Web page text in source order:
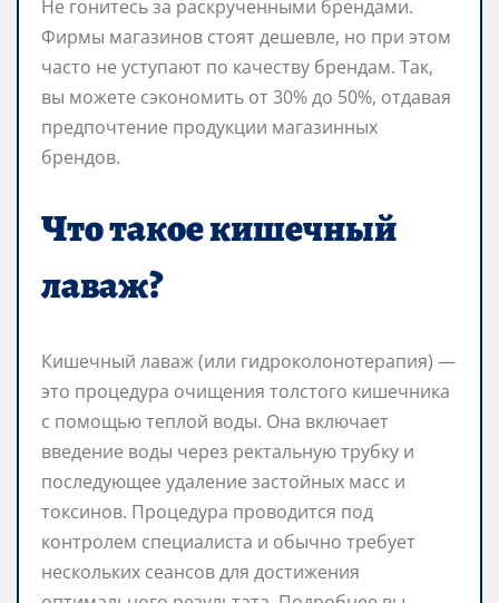
Не гонитесь за раскрученными брендами.
Фирмы магазинов стоят дешевле, но при этом
часто не уступают по качеству брендам. Так,
вы можете сэкономить от 30% до 50%, отдавая
предпочтение продукции магазинных
брендов.
Что такое кишечный
лаваж?
Кишечный лаваж (или гидроколонотерапия) —
это процедура очищения толстого кишечника
с помощью теплой воды. Она включает
введение воды через ректальную трубку и
последующее удаление застойных масс и
токсинов. Процедура проводится под
контролем специалиста и обычно требует
нескольких сеансов для достижения